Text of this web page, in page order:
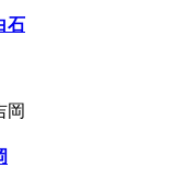
石